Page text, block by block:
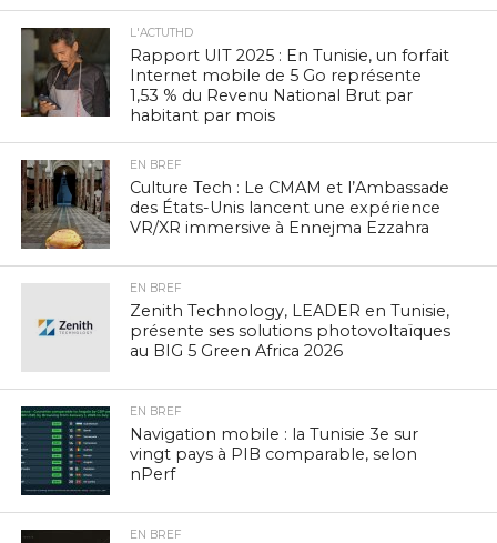
L'ACTUTHD
Rapport UIT 2025 : En Tunisie, un forfait
Internet mobile de 5 Go représente
1,53 % du Revenu National Brut par
habitant par mois
EN BREF
Culture Tech : Le CMAM et l’Ambassade
des États-Unis lancent une expérience
VR/XR immersive à Ennejma Ezzahra
EN BREF
Zenith Technology, LEADER en Tunisie,
présente ses solutions photovoltaïques
au BIG 5 Green Africa 2026
EN BREF
Navigation mobile : la Tunisie 3e sur
vingt pays à PIB comparable, selon
nPerf
EN BREF